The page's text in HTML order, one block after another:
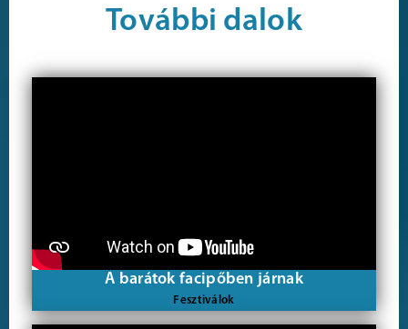
További dalok
A barátok facipőben járnak
Fesztiválok